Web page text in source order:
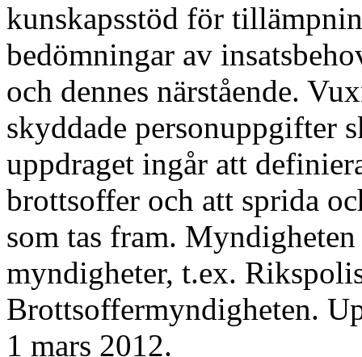
kunskapsstöd för
bedömningar av
och dennes närstående.
skyddade personuppgifter
uppdraget ingår att
brottsoffer och att sprida
som tas fram. Myndigheten
myndigheter, t.ex.
Brottsoffermyndigheten.
1 mars 2012.